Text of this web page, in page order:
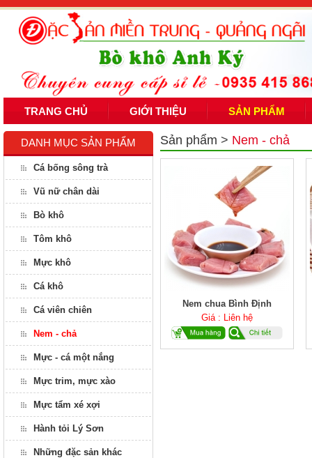
TRANG CHỦ GIỚI THIỆU SẢN PHẨM
DANH MỤC SẢN PHẨM
Cá bống sông trà
Vũ nữ chân dài
Bò khô
Tôm khô
Mực khô
Cá khô
Cá viên chiên
Nem - chả
Mực - cá một nắng
Mực trim, mực xào
Mực tẩm xé xợi
Hành tỏi Lý Sơn
Những đặc sản khác
Sản phẩm > Nem - chả
Nem chua Bình Định
Giá : Liên hệ